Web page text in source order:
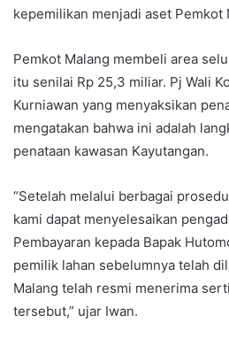
kepemilikan menjadi aset Pemkot
Pemkot Malang membeli area
itu senilai Rp 25,3 miliar. Pj Wali
Kurniawan yang menyaksikan
mengatakan bahwa ini adalah
penataan kawasan Kayutangan.
“Setelah melalui berbagai
kami dapat menyelesaikan
Pembayaran kepada Bapak
pemilik lahan sebelumnya telah
Malang telah resmi menerima
tersebut,” ujar Iwan.